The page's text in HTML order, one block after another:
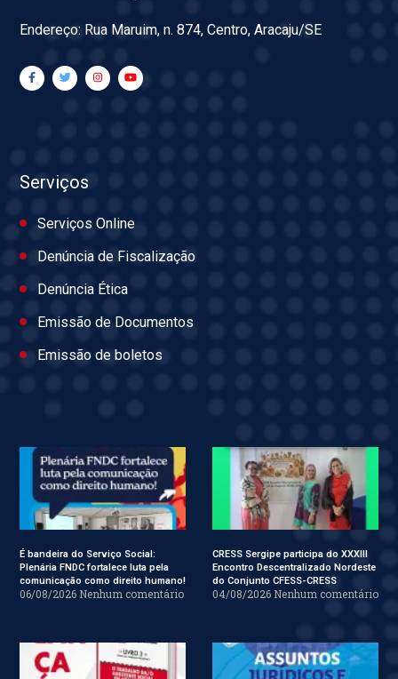
Endereço: Rua Maruim, n. 874, Centro, Aracaju/SE
Serviços
Serviços Online
Denúncia de Fiscalização
Denúncia Ética
Emissão de Documentos
Emissão de boletos
É bandeira do Serviço Social:
Plenária FNDC fortalece luta pela
comunicação como direito humano!
06/08/2026 Nenhum comentário
CRESS Sergipe participa do XXXIII
Encontro Descentralizado Nordeste
do Conjunto CFESS-CRESS
04/08/2026 Nenhum comentário